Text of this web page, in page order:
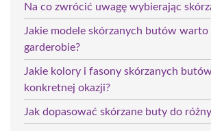
Na co zwrócić uwagę wybierając
Jakie modele skórzanych butów
garderobie?
Jakie kolory i fasony skórzanych
konkretnej okazji?
Jak dopasować skórzane buty do